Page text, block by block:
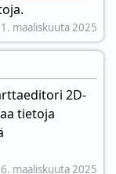
maaliskuuta 2025
2D-
tietoja
maaliskuuta 2025